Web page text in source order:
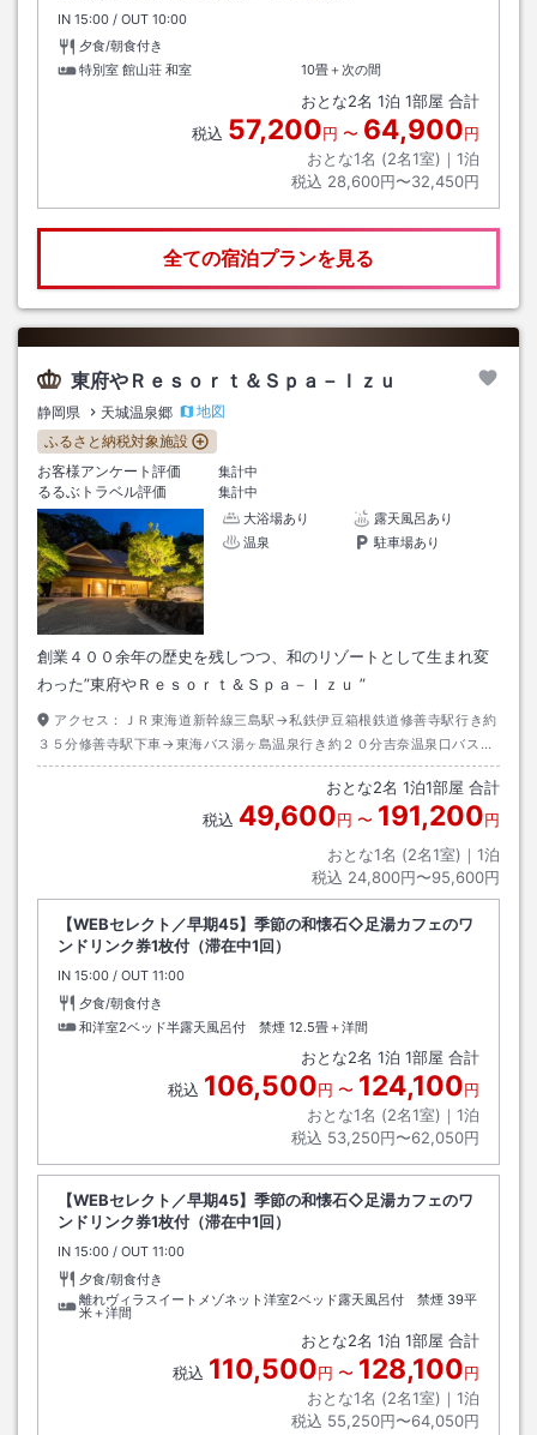
IN チェックイン
15:00 / OUT チェックアウト
10:00
夕食/朝食付き
特別室 館山荘 和室
10畳＋次の間
おとな2名 1泊 1部屋 合計
税込 57,200円 〜 64,900円
おとな1名 (2名1室)｜ 1泊
税込 28,600円〜32,450円
全ての宿泊プランを見る
東府やＲｅｓｏｒｔ＆Ｓｐａ－Ｉｚｕ
静岡県 天城温泉郷
地図
ふるさと納税対象施設
お客様アンケート評価
集計中
るるぶトラベル評価
集計中
大浴場あり
露天風呂あり
温泉
駐車場あり
創業４００余年の歴史を残しつつ、和のリゾートとして生まれ変
わった”東府やＲｅｓｏｒｔ＆Ｓｐａ－Ｉｚｕ ”
アクセス：
ＪＲ東海道新幹線三島駅→私鉄伊豆箱根鉄道修善寺駅行き約
３５分修善寺駅下車→東海バス湯ヶ島温泉行き約２０分吉奈温泉口バス停
下車→徒歩約１５分
おとな2名 1泊1部屋 合計
税込 49,600円 〜 191,200円
おとな1名 (2名1室)｜ 1泊
税込 24,800円〜95,600円
【WEBセレクト／早期45】季節の和懐石◇足湯カフェのワ
ンドリンク券1枚付（滞在中1回）
IN チェックイン
15:00 / OUT チェックアウト
11:00
夕食/朝食付き
和洋室2ベッド半露天風呂付 禁煙 12.5畳＋洋間
おとな2名 1泊 1部屋 合計
税込 106,500円 〜 124,100円
おとな1名 (2名1室)｜ 1泊
税込 53,250円〜62,050円
【WEBセレクト／早期45】季節の和懐石◇足湯カフェのワ
ンドリンク券1枚付（滞在中1回）
IN チェックイン
15:00 / OUT チェックアウト
11:00
夕食/朝食付き
離れヴィラスイートメゾネット洋室2ベッド露天風呂付 禁煙 39平
米＋洋間
おとな2名 1泊 1部屋 合計
税込 110,500円 〜 128,100円
おとな1名 (2名1室)｜ 1泊
税込 55,250円〜64,050円